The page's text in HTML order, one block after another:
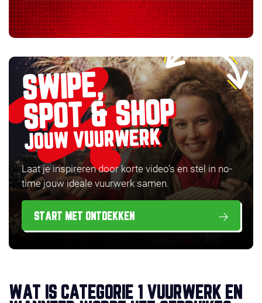
SWIPE,
SPOT & SHOP
JOUW VUURWERK
Laat je inspireren door korte video’s en stel in no-
time jouw ideale vuurwerk samen.
START MET ONTDEKKEN
WAT IS CATEGORIE 1 VUURWERK EN